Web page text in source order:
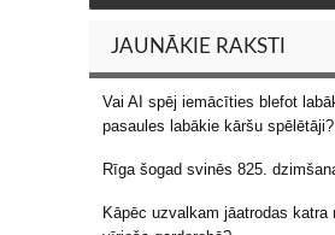
JAUNĀKIE RAKSTI
Vai AI spēj iemācīties blefot
pasaules labākie kāršu spēlētāji?
Rīga šogad svinēs 825.
Kāpēc uzvalkam jāatrodas katra